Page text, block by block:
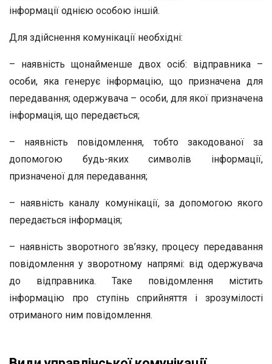
інформації однією особою іншій.
Для здійснення комунікації необхідні:
– наявність щонайменше двох осіб: відправника –
особи, яка генерує інформацію, що призначена для
передавання; одержувача – особи, для якої призначена
інформація, що передається;
– наявність повідомлення, тобто закодованої за
допомогою будь-яких символів інформації,
призначеної для передавання;
– наявність каналу комунікації, за допомогою якого
передається інформація;
– наявність зворотного зв’язку, процесу передавання
повідомлення у зворотному напрямі: від одержувача
до відправника. Таке повідомлення містить
інформацію про ступінь сприйняття і зрозумілості
отриманого ним повідомлення.